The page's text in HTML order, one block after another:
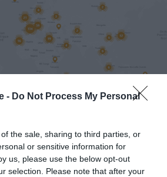
- Do Not Process My Personal
the sale, sharing to third parties, or
or sensitive information for
us, please use the below opt-out
selection. Please note that after your
leur avis sur